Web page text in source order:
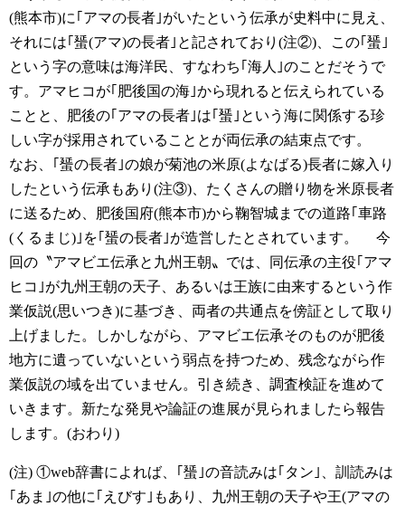
(熊本市)に｢アマの長者｣がいたという伝承が史料中に見え、
それには｢蜑(アマ)の長者｣と記されており(注②)、この｢蜑｣
という字の意味は海洋民、すなわち｢海人｣のことだそうで
す。アマヒコが｢肥後国の海｣から現れると伝えられている
ことと、肥後の｢アマの長者｣は｢蜑｣という海に関係する珍
しい字が採用されていることとが両伝承の結束点です。
なお、｢蜑の長者｣の娘が菊池の米原(よなばる)長者に嫁入り
したという伝承もあり(注③)、たくさんの贈り物を米原長者
に送るため、肥後国府(熊本市)から鞠智城までの道路｢車路
(くるまじ)｣を｢蜑の長者｣が造営したとされています。
今
回の〝アマビエ伝承と九州王朝〟では、同伝承の主役｢アマ
ヒコ｣が九州王朝の天子、あるいは王族に由来するという作
業仮説(思いつき)に基づき、両者の共通点を傍証として取り
上げました。しかしながら、アマビエ伝承そのものが肥後
地方に遺っていないという弱点を持つため、残念ながら作
業仮説の域を出ていません。引き続き、調査検証を進めて
いきます。新たな発見や論証の進展が見られましたら報告
します。(おわり)
(注) ①web辞書によれば、｢蜑｣の音読みは｢タン｣、訓読みは
｢あま｣の他に｢えびす｣もあり、九州王朝の天子や王(アマの